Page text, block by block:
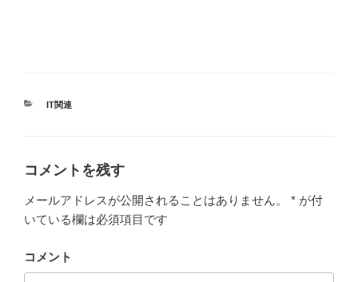
カ
ー
IT関連
コメントを残す
メールアドレスが公開されることはありません。 * が付
いている欄は必須項目です
コメント